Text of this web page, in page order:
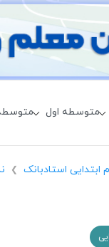
متوسطه اول
ابتدایی استادبانک ❯